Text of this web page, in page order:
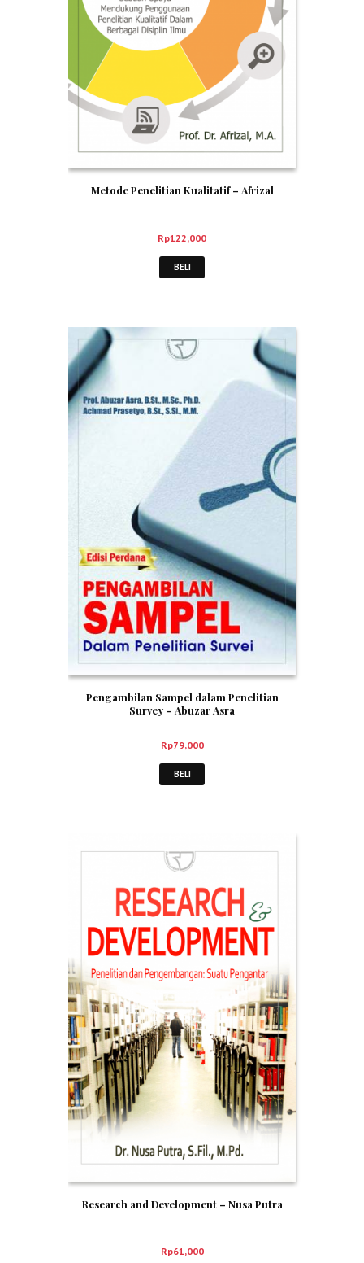
Metode Penelitian Kualitatif – Afrizal
Rp122,000
BELI
Pengambilan Sampel dalam Penelitian
Survey – Abuzar Asra
Rp79,000
BELI
Research and Development – Nusa Putra
Rp61,000